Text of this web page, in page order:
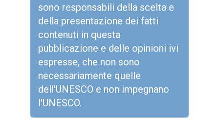
sono responsabili della scelta e
della presentazione dei fatti
contenuti in questa
pubblicazione e delle opinioni ivi
espresse, che non sono
necessariamente quelle
dell'UNESCO e non impegnano
l'UNESCO.